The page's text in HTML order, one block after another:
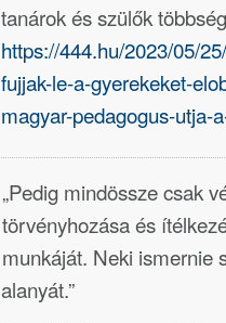
tanárok és szülők
https://444.hu/2023/05/
fujjak-le-a-gyerekeket-
magyar-pedagogus-utja-
„Pedig mindössze csak
törvényhozása és
munkáját. Neki ismernie
alanyát.”